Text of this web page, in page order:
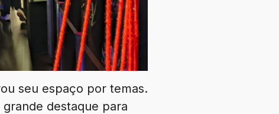
seu espaço por temas.
destaque para